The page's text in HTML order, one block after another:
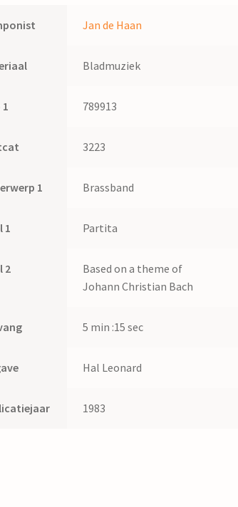
Jan de Haan
Bladmuziek
789913
3223
1 Brassband
1 Partita
2
Based on a theme of
Johann Christian Bach
5 min :15 sec
Hal Leonard
1983